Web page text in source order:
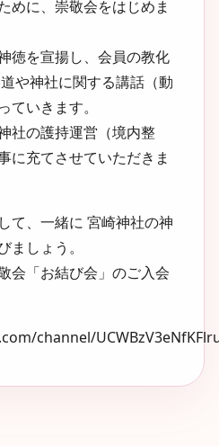
めに、崇敬会をはじめま
徳を宣揚し、会員の教化
や神社に関する講話（動
ていきます。
社の護持運営（境内整
に充てさせていただきま
て、一緒に 宮崎神社の神
ましょう。
会「お結び会」のご入会
channel/